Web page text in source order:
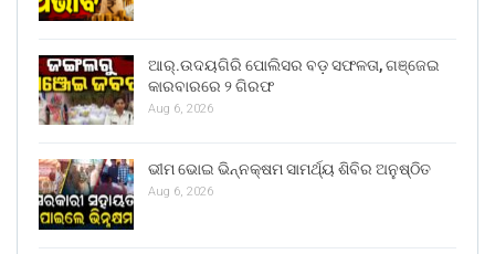
ଆର୍.ଉଦୟଗିରି ପୋଲିସର ବଡ଼ ସଫଳତା, ଗଞ୍ଜେଇ
କାରବାରରେ ୨ ଗିରଫ
Aug 6, 2026
ଭୀମ ଭୋଇ ଭିନ୍ନକ୍ଷମ ସାମର୍ଥ୍ୟ ଶିବିର ଅନୁଷ୍ଠିତ
Aug 6, 2026